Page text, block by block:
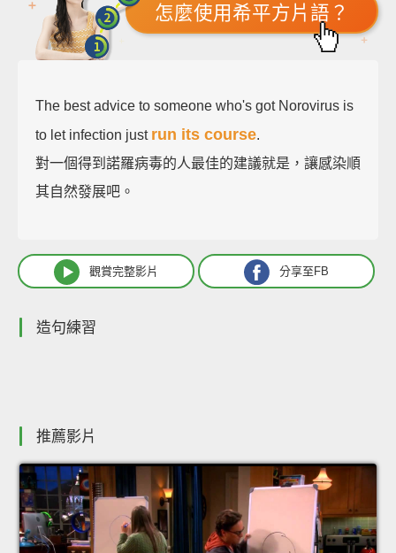
怎麼使用希平方片語？
The best advice to someone who's got Norovirus is
to let infection just run its course.
對一個得到諾羅病毒的人最佳的建議就是，讓感染順
其自然發展吧。
觀賞完整影片 分享至FB
造句練習
推薦影片